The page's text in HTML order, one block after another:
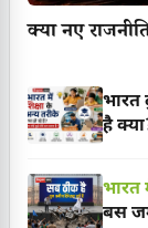
क्या नए
भारत
है
भारत
बस